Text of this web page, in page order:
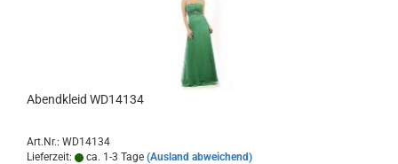
Abendkleid WD14134
Art.Nr.: WD14134
Lieferzeit:
ca. 1-3 Tage (Ausland abweichend)